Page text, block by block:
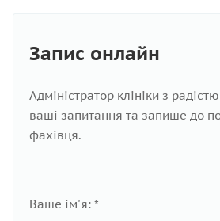
Запис онлайн
Адміністратор клініки з
ваші запитання та запише до
фахівця.
Ваше ім'я: *